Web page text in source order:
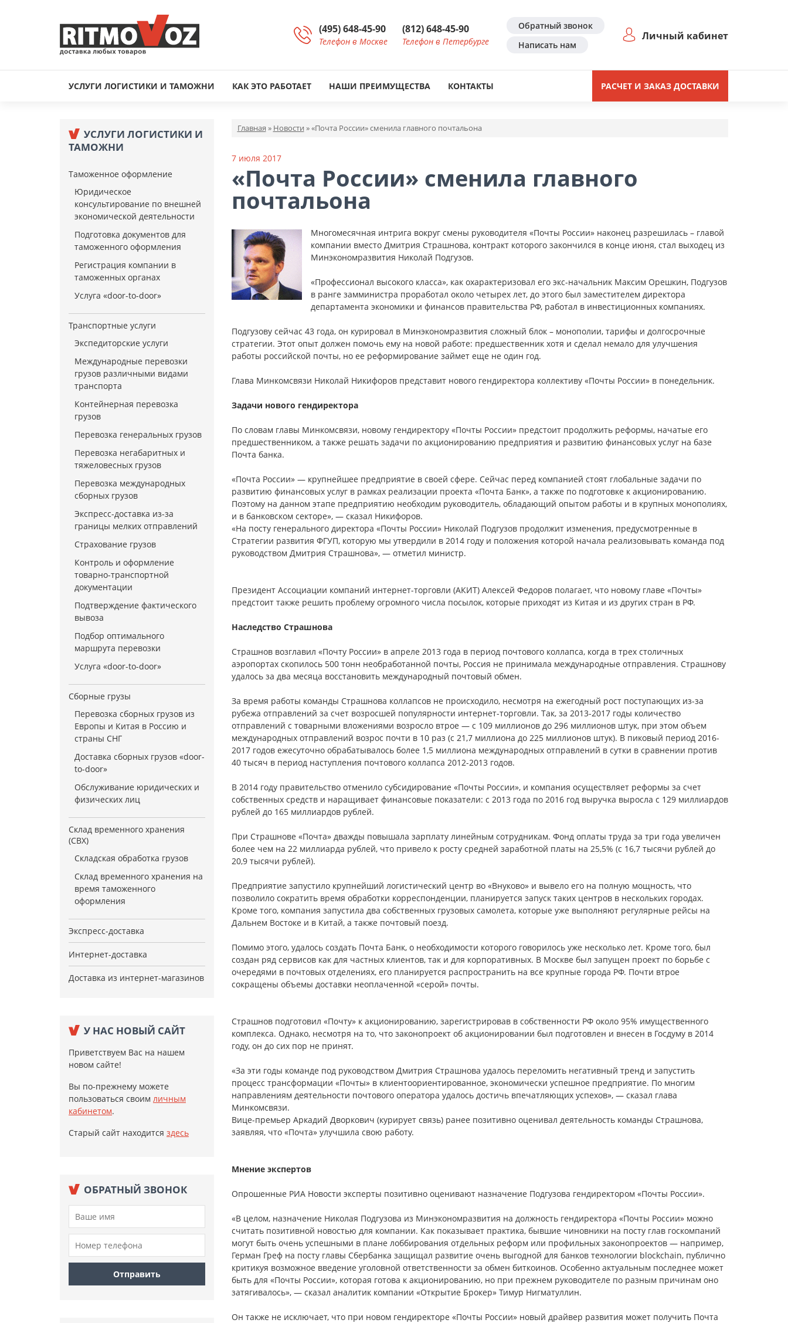
(495) 648-45-90
Телефон в Москве
(812) 648-45-90
Телефон в Петербурге
Обратный звонок
Написать нам
Личный кабинет
УСЛУГИ ЛОГИСТИКИ И ТАМОЖНИ КАК ЭТО РАБОТАЕТ НАШИ ПРЕИМУЩЕСТВА КОНТАКТЫ РАСЧЕТ И ЗАКАЗ ДОСТАВКИ
УСЛУГИ ЛОГИСТИКИ И
ТАМОЖНИ
Таможенное оформление
Юридическое
консультирование по внешней
экономической деятельности
Подготовка документов для
таможенного оформления
Регистрация компании в
таможенных органах
Услуга «door-to-door»
Транспортные услуги
Экспедиторские услуги
Международные перевозки
грузов различными видами
транспорта
Контейнерная перевозка
грузов
Перевозка генеральных грузов
Перевозка негабаритных и
тяжеловесных грузов
Перевозка международных
сборных грузов
Экспресс-доставка из-за
границы мелких отправлений
Страхование грузов
Контроль и оформление
товарно-транспортной
документации
Подтверждение фактического
вывоза
Подбор оптимального
маршрута перевозки
Услуга «door-to-door»
Сборные грузы
Перевозка сборных грузов из
Европы и Китая в Россию и
страны СНГ
Доставка сборных грузов «door-
to-door»
Обслуживание юридических и
физических лиц
Склад временного хранения
(СВХ)
Складская обработка грузов
Склад временного хранения на
время таможенного
оформления
Экспресс-доставка
Интернет-доставка
Доставка из интернет-магазинов
У НАС НОВЫЙ САЙТ
Приветствуем Вас на нашем
новом сайте!
Вы по-прежнему можете
пользоваться своим личным
кабинетом.
Старый сайт находится здесь
ОБРАТНЫЙ ЗВОНОК
Главная » Новости »«Почта России» сменила главного почтальона
7 июля 2017
«Почта России» сменила главного
почтальона
Многомесячная интрига вокруг смены руководителя «Почты России» наконец разрешилась – главой
компании вместо Дмитрия Страшнова, контракт которого закончился в конце июня, стал выходец из
Минэкономразвития Николай Подгузов.
«Профессионал высокого класса», как охарактеризовал его экс-начальник Максим Орешкин, Подгузов
в ранге замминистра проработал около четырех лет, до этого был заместителем директора
департамента экономики и финансов правительства РФ, работал в инвестиционных компаниях.
Подгузову сейчас 43 года, он курировал в Минэкономразвития сложный блок – монополии, тарифы и долгосрочные
стратегии. Этот опыт должен помочь ему на новой работе: предшественник хотя и сделал немало для улучшения
работы российской почты, но ее реформирование займет еще не один год.
Глава Минкомсвязи Николай Никифоров представит нового гендиректора коллективу «Почты России» в понедельник.
Задачи нового гендиректора
По словам главы Минкомсвязи, новому гендиректору «Почты России» предстоит продолжить реформы, начатые его
предшественником, а также решать задачи по акционированию предприятия и развитию финансовых услуг на базе
Почта банка.
«Почта России» — крупнейшее предприятие в своей сфере. Сейчас перед компанией стоят глобальные задачи по
развитию финансовых услуг в рамках реализации проекта «Почта Банк», а также по подготовке к акционированию.
Поэтому на данном этапе предприятию необходим руководитель, обладающий опытом работы и в крупных монополиях,
и в банковском секторе», — сказал Никифоров.
«На посту генерального директора «Почты России» Николай Подгузов продолжит изменения, предусмотренные в
Стратегии развития ФГУП, которую мы утвердили в 2014 году и положения которой начала реализовывать команда под
руководством Дмитрия Страшнова», — отметил министр.
Президент Ассоциации компаний интернет-торговли (АКИТ) Алексей Федоров полагает, что новому главе «Почты»
предстоит также решить проблему огромного числа посылок, которые приходят из Китая и из других стран в РФ.
Наследство Страшнова
Страшнов возглавил «Почту России» в апреле 2013 года в период почтового коллапса, когда в трех столичных
аэропортах скопилось 500 тонн необработанной почты, Россия не принимала международные отправления. Страшнову
удалось за два месяца восстановить международный почтовый обмен.
За время работы команды Страшнова коллапсов не происходило, несмотря на ежегодный рост поступающих из-за
рубежа отправлений за счет возросшей популярности интернет-торговли. Так, за 2013-2017 годы количество
отправлений с товарными вложениями возросло втрое — с 109 миллионов до 296 миллионов штук, при этом объем
международных отправлений возрос почти в 10 раз (с 21,7 миллиона до 225 миллионов штук). В пиковый период 2016-
2017 годов ежесуточно обрабатывалось более 1,5 миллиона международных отправлений в сутки в сравнении против
40 тысяч в период наступления почтового коллапса 2012-2013 годов.
В 2014 году правительство отменило субсидирование «Почты России», и компания осуществляет реформы за счет
собственных средств и наращивает финансовые показатели: с 2013 года по 2016 год выручка выросла с 129 миллиардов
рублей до 165 миллиардов рублей.
При Страшнове «Почта» дважды повышала зарплату линейным сотрудникам. Фонд оплаты труда за три года увеличен
более чем на 22 миллиарда рублей, что привело к росту средней заработной платы на 25,5% (с 16,7 тысячи рублей до
20,9 тысячи рублей).
Предприятие запустило крупнейший логистический центр во «Внуково» и вывело его на полную мощность, что
позволило сократить время обработки корреспонденции, планируется запуск таких центров в нескольких городах.
Кроме того, компания запустила два собственных грузовых самолета, которые уже выполняют регулярные рейсы на
Дальнем Востоке и в Китай, а также почтовый поезд.
Помимо этого, удалось создать Почта Банк, о необходимости которого говорилось уже несколько лет. Кроме того, был
создан ряд сервисов как для частных клиентов, так и для корпоративных. В Москве был запущен проект по борьбе с
очередями в почтовых отделениях, его планируется распространить на все крупные города РФ. Почти втрое
сокращены объемы доставки неоплаченной «серой» почты.
Страшнов подготовил «Почту» к акционированию, зарегистрировав в собственности РФ около 95% имущественного
комплекса. Однако, несмотря на то, что законопроект об акционировании был подготовлен и внесен в Госдуму в 2014
году, он до сих пор не принят.
«За эти годы команде под руководством Дмитрия Страшнова удалось переломить негативный тренд и запустить
процесс трансформации «Почты» в клиентоориентированное, экономически успешное предприятие. По многим
направлениям деятельности почтового оператора удалось достичь впечатляющих успехов», — сказал глава
Минкомсвязи.
Вице-премьер Аркадий Дворкович (курирует связь) ранее позитивно оценивал деятельность команды Страшнова,
заявляя, что «Почта» улучшила свою работу.
Мнение экспертов
Опрошенные РИА Новости эксперты позитивно оценивают назначение Подгузова гендиректором «Почты России».
«В целом, назначение Николая Подгузова из Минэкономразвития на должность гендиректора «Почты России» можно
считать позитивной новостью для компании. Как показывает практика, бывшие чиновники на посту глав госкомпаний
могут быть очень успешными в плане лоббирования отдельных реформ или профильных законопроектов — например,
Герман Греф на посту главы Сбербанка защищал развитие очень выгодной для банков технологии blockchain, публично
критикуя возможное введение уголовной ответственности за обмен биткоинов. Особенно актуальным последнее может
быть для «Почты России», которая готова к акционированию, но при прежнем руководителе по разным причинам оно
затягивалось», — сказал аналитик компании «Открытие Брокер» Тимур Нигматуллин.
Он также не исключает, что при новом гендиректоре «Почты России» новый драйвер развития может получить Почта